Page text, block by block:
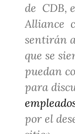
de CDB,
Alliance
sentirán
que se
puedan
para
por el